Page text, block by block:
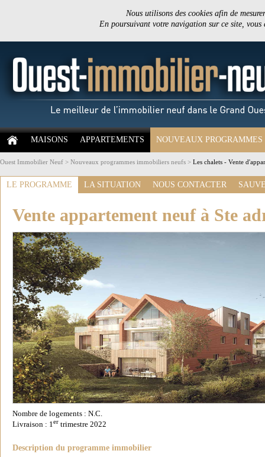
Nous utilisons des cookies afin de
En poursuivant votre navigation sur ce site,
MAISONS APPARTEMENTS NOUVEAUX PROGRAMMES
Ouest Immobilier Neuf > Nouveaux programmes immobiliers neufs > Les chalets - Vente
LE PROGRAMME LA SITUATION NOUS CONTACTER
Vente appartement neuf à Ste
Nombre de logements : N.C.
Livraison : 1er trimestre 2022
Description du programme immobilier